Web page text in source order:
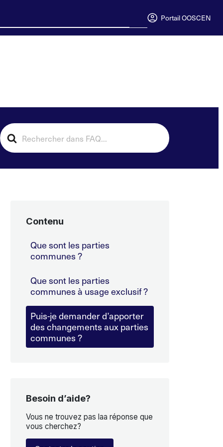
Portail OOSCEN
Search
For
Contenu
Que sont les parties
communes ?
Que sont les parties
communes à usage exclusif ?
Puis-je demander d’apporter
des changements aux parties
communes ?
Besoin d’aide?
Vous ne trouvez pas laa réponse que
vous cherchez?